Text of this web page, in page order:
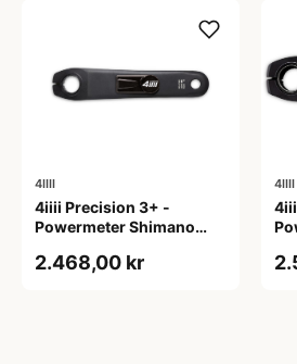
4IIII
4iiii Precision 3+ -
Powermeter Shimano
172,5mm
2.468,00 kr
4IIII